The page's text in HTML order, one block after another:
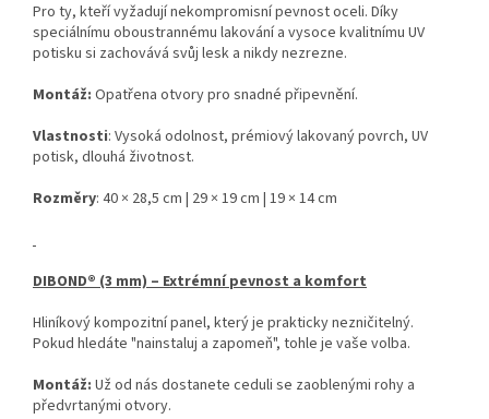
Pro ty, kteří vyžadují nekompromisní pevnost oceli. Díky
speciálnímu oboustrannému lakování a vysoce kvalitnímu UV
potisku si zachovává svůj lesk a nikdy nezrezne.
Montáž: Opatřena otvory pro snadné připevnění.
Vlastnosti: Vysoká odolnost, prémiový lakovaný povrch, UV
potisk, dlouhá životnost.
Rozměry: 40 × 28,5 cm | 29 × 19 cm | 19 × 14 cm
DIBOND® (3 mm) – Extrémní pevnost a komfort
Hliníkový kompozitní panel, který je prakticky nezničitelný.
Pokud hledáte "nainstaluj a zapomeň", tohle je vaše volba.
Montáž: Už od nás dostanete ceduli se zaoblenými rohy a
předvrtanými otvory.